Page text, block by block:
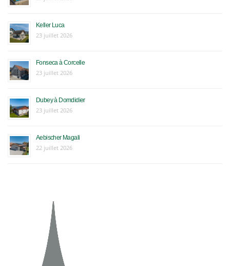
Keller Luca
23 juillet 2026
Fonseca à Corcelle
23 juillet 2026
Dubey à Domdidier
23 juillet 2026
Aebischer Magali
22 juillet 2026